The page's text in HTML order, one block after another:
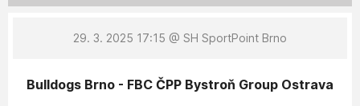
29. 3. 2025 17:15 @ SH SportPoint Brno
Bulldogs Brno - FBC ČPP Bystroň Group Ostrava